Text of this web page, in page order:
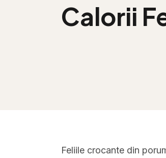
Calorii
Feliile crocante din